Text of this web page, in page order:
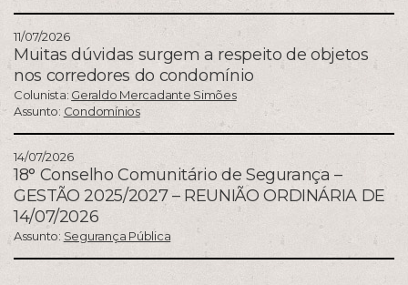
11/07/2026
Muitas dúvidas surgem a respeito de objetos
nos corredores do condomínio
Colunista: Geraldo Mercadante Simões
Assunto: Condomínios
14/07/2026
18° Conselho Comunitário de Segurança –
GESTÃO 2025/2027 – REUNIÃO ORDINÁRIA DE
14/07/2026
Assunto: Segurança Pública